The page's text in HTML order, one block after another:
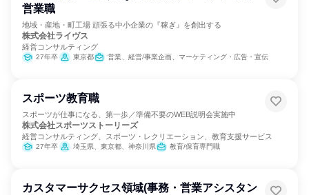
営業職
地域・産地・町工場 頑張る中小企業の『稼ぎ』を創出する
株式会社ライヴス
経営コンサルティング
27年卒 東京都 営業、経営/事業企画、マーケティング・広告・宣伝
スポーツ教育職
スポーツが仕事になる、第一歩／準備不要のWEB説明会実施中
株式会社スポーツストーリーズ
経営コンサルティング、スポーツ・レクリエーション、教育支援サービス
27年卒 埼玉県、東京都、神奈川県 教育/保育専門職
カスタマーサクセス領域(事務・営業アシスタン